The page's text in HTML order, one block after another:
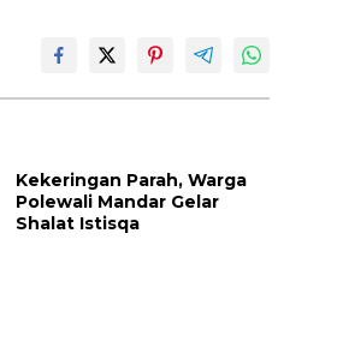
Kekeringan Parah, Warga
Polewali Mandar Gelar
Shalat Istisqa